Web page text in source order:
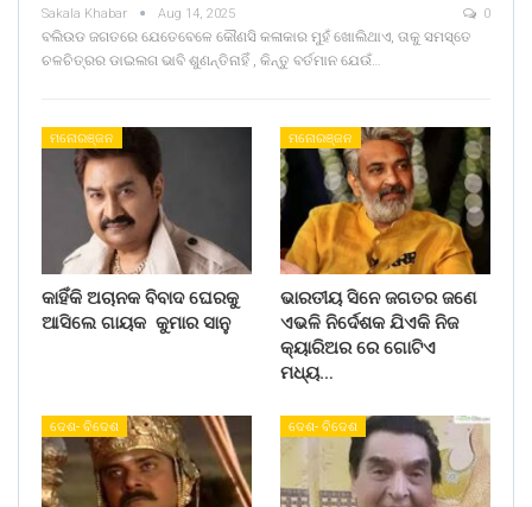
Sakala Khabar Aug 14, 2025 0
ବଲିଉଡ ଜଗତରେ ଯେତେବେଳେ କୌଣସି କଳାକାର ମୁହଁ ଖୋଲିଥାଏ, ତାକୁ ସମସ୍ତେ
ଚଳଚିତ୍ରର ଡାଇଲଗ ଭାବି ଶୁଣନ୍ତିନାହିଁ , କିନ୍ତୁ ବର୍ତମାନ ଯେଉଁ…
ମନୋରଞ୍ଜନ
କାହିଁକି ଅଚାନକ ବିବାଦ ଘେରକୁ
ଆସିଲେ ଗାୟକ କୁମାର ସାନୁ
ମନୋରଞ୍ଜନ
ଭାରତୀୟ ସିନେ ଜଗତର ଜଣେ
ଏଭଳି ନିର୍ଦେଶକ ଯିଏକି ନିଜ
କ୍ୟାରିଅର ରେ ଗୋଟିଏ
ମଧ୍ୟ…
ଦେଶ- ବିଦେଶ ଦେଶ- ବିଦେଶ